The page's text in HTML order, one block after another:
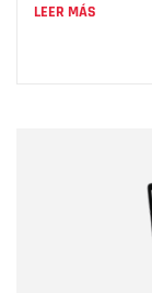
LEER MÁS
Correo